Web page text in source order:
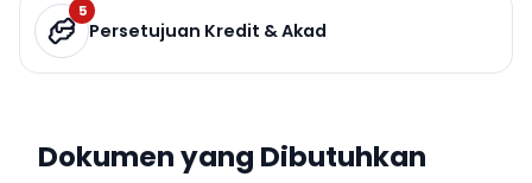
5
Persetujuan Kredit & Akad
Dokumen yang Dibutuhkan